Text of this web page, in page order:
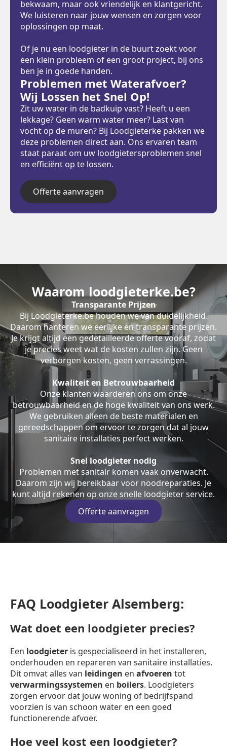
bekwaam, maar ook vriendelijk en klantgericht.
We luisteren naar jouw wensen en zorgen voor
oplossingen op maat.
Of je nu een loodgieter in de buurt zoekt voor
een klein probleem of een groot project, bij ons
ben je in goede handen.
Problemen met Waterafvoer?
Wij Lossen het Snel Op!
Zit uw water in de badkuip vast? Heeft u een
lekkage? Geen warm water meer? Last van
vocht op de muren? Bij Loodgieterke pakken we
deze problemen direct aan. Ons ervaren team
staat paraat om uw loodgietersproblemen snel
en efficiënt op te lossen.
Offerte aanvragen
Waarom loodgieterke.be?
Transparante Prijzen
Bij Loodgieterke.be houden we van duidelijkheid.
Daarom hanteren we eerlijke en transparante prijzen.
Je krijgt altijd een gedetailleerde offerte vooraf, zodat
je precies weet wat de kosten zullen zijn. Geen
verborgen kosten, geen verrassingen.
Kwaliteit en Betrouwbaarheid
Onze klanten waarderen ons om onze
betrouwbaarheid en de hoge kwaliteit van ons werk.
We gebruiken alleen de beste materialen en
gereedschappen om ervoor te zorgen dat al jouw
sanitaire installaties perfect werken.
Snel loodgieter nodig
Problemen met sanitair komen vaak onverwacht.
Daarom zijn wij bereikbaar voor noodreparaties. Je
kunt altijd rekenen op onze snelle loodgieter service.
Offerte aanvragen
FAQ Loodgieter Alsemberg:
Wat doet een loodgieter precies?
Een loodgieter is gespecialiseerd in het installeren,
onderhouden en repareren van sanitaire installaties.
Dit omvat alles van leidingen en afvoeren tot
verwarmingssystemen en boilers. Loodgieters
zorgen ervoor dat jouw woning of bedrijfspand
voorzien is van schoon water en een goed
functionerende afvoer.
Hoe veel kost een loodgieter?